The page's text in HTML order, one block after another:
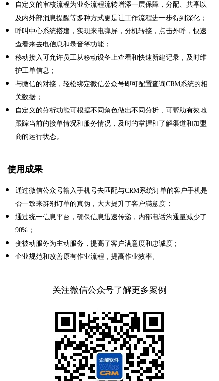
自定义的审核流程为业务流程流转增添一层保障，分配、共享以
及内外部消息提醒等多种方式更是让工作流程进一步得到深化；
呼叫中心系统搭建，实现来电弹屏，分机转接，点击外呼，快速
查看来去电信息和录音等功能；
移动接入可允许员工从移动设备上查看和快速新建记录， 及时维
护工单信息；
与微信的对接，轻松绑定微信公众号即可配置查询CRM系统的相
关数据 ；
自定义的分析功能可根据不同角色做出不同分析， 可帮助有效地
跟踪当前的接单情况和服务情况， 及时的掌握和 了解渠道和加盟
商的运行状态。
使用成果
通过微信公众号输入手机号去匹配与CRM系统订单的客户手机是
否一致来辨别订单的真伪，大大提升了客户满意度 ；
通过统一信息平台，确保信息迅速传递，内部电话沟通量减少了
90%；
变被动服务为主动服务，提高了客户满意度和忠诚度；
企业规范和改善原有作业流程，提高作业效率。
关注微信公众号了解更多案例